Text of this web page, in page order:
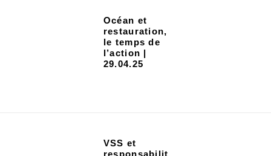
Océan et
restauration,
le temps de
l’action |
29.04.25
VSS et
responsabilit